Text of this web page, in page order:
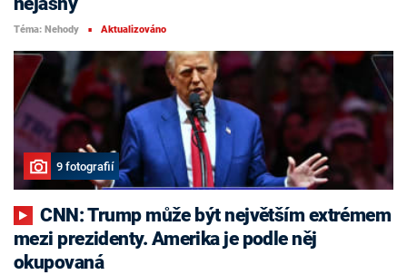
Téma: Nehody ■ Aktualizováno
9 fotografií
CNN: Trump může být největším extrémem
mezi prezidenty. Amerika je podle něj
okupovaná